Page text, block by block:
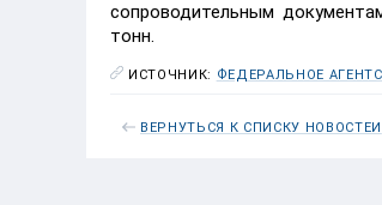
сопроводительным
тонн.
ИСТОЧНИК: ФЕДЕРАЛЬНОЕ
ВЕРНУТЬСЯ К СПИСКУ НОВОСТЕЙ